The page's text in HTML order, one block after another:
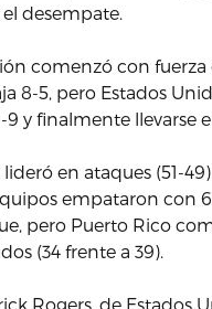
desempate.
comenzó con fuerza
8-5, pero Estados
y finalmente llevarse el
en ataques (51-
empataron con
pero Puerto Rico
(34 frente a 39).
Rogers, de Estados